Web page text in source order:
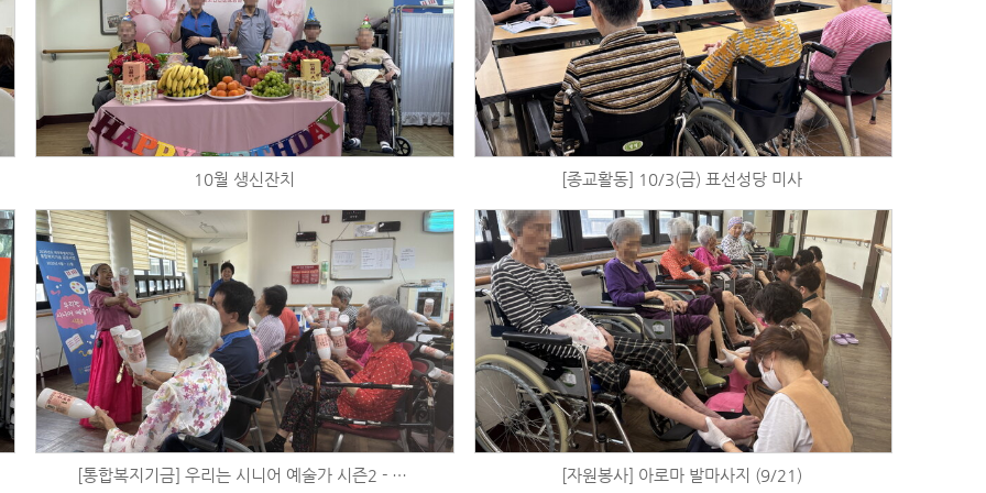
10월 생신잔치 [종교활동] 10/3(금) 표선성당 미사
[통합복지기금] 우리는 시니어 예술가 시즌2 - 체육활동 (9/24) [자원봉사] 아로마 발마사지 (9/21)